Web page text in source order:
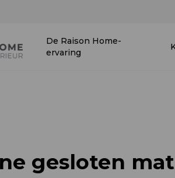
De Raison Home-
ervaring
gesloten